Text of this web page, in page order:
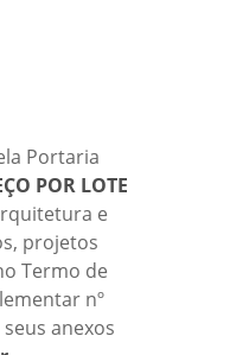
Portaria
POR LOTE
e
projetos
Termo de
nº
anexos